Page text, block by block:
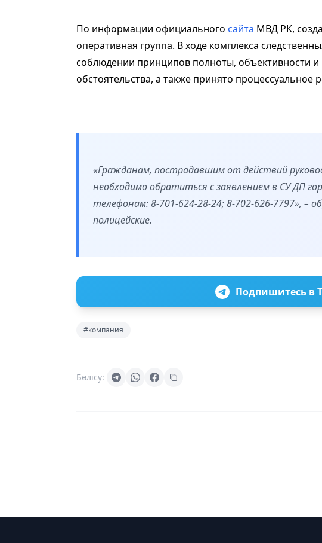
По информации официального сайта МВД РК,
оперативная группа. В ходе комплекса
соблюдении принципов полноты, объективности и
обстоятельства, а также принято процессуальное
«Гражданам, пострадавшим от действий
необходимо обратиться с заявлением в СУ ДП
телефонам: 8-701-624-28-24; 8-702-626-7797», –
полицейские.
Подпишитесь в
#компания
Бөлісу: